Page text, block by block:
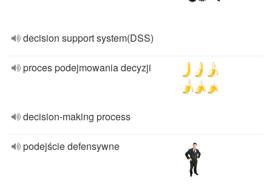
decision support system(DSS)
proces podejmowania decyzji
decision-making process
podejście defensywne